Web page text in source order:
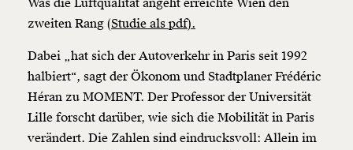
Was die Luftqualität angeht erreichte Wien den
zweiten Rang (Studie als pdf).
Dabei „hat sich der Autoverkehr in Paris seit 1992
halbiert“, sagt der Ökonom und Stadtplaner Frédéric
Héran zu MOMENT. Der Professor der Universität
Lille forscht darüber, wie sich die Mobilität in Paris
verändert. Die Zahlen sind eindrucksvoll: Allein im